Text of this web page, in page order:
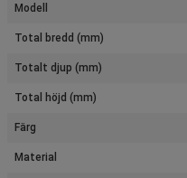
Modell
Total bredd (mm)
Totalt djup (mm)
Total höjd (mm)
Färg
Material